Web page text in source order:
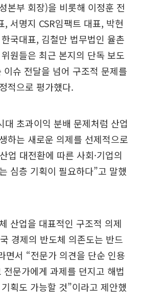
본부 회장)을 비롯해 이정훈 전
, 서명지 CSR임팩트 대표, 박현
국대표, 김철만 법무법인 율촌
원들은 최근 본지의 단독 보도
슈 전달을 넘어 구조적 문제를
적으로 평가했다.
대 초과이익 분배 문제처럼 산업
하는 새로운 의제를 선제적으로
업 대전환에 따른 사회·기업의
심층 기획이 필요하다”고 말했
산업을 대표적인 구조적 의제
경제의 반도체 의존도는 반드
면서 “전문가 의견을 단순 인용
문가에게 과제를 던지고 해법
획도 가능할 것”이라고 제안했